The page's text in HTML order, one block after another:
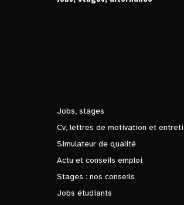
Jobs, stages
Cv, lettres de motivation et
Simulateur de qualité
Actu et conseils emploi
Stages : nos conseils
Jobs étudiants